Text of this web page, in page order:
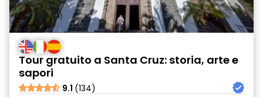
Tour gratuito a Santa Cruz: storia, arte e
sapori
9.1 (134)